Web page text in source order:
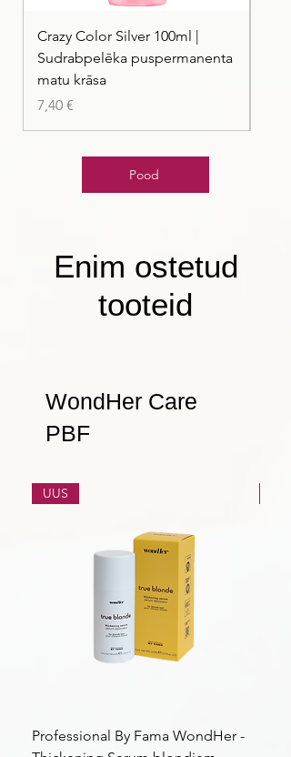
Crazy Color Silver 100ml |
Sudrabpelēka puspermanenta
matu krāsa
Price
7,40 €
Pood
Enim ostetud
tooteid
WondHer Care
PBF
UUS
Professional By Fama WondHer -